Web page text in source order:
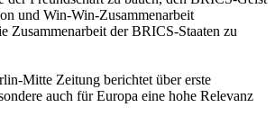
und Win-Win-Zusammenarbeit
Zusammenarbeit der BRICS-Staaten zu
Mitte Zeitung berichtet über erste
auch für Europa eine hohe Relevanz